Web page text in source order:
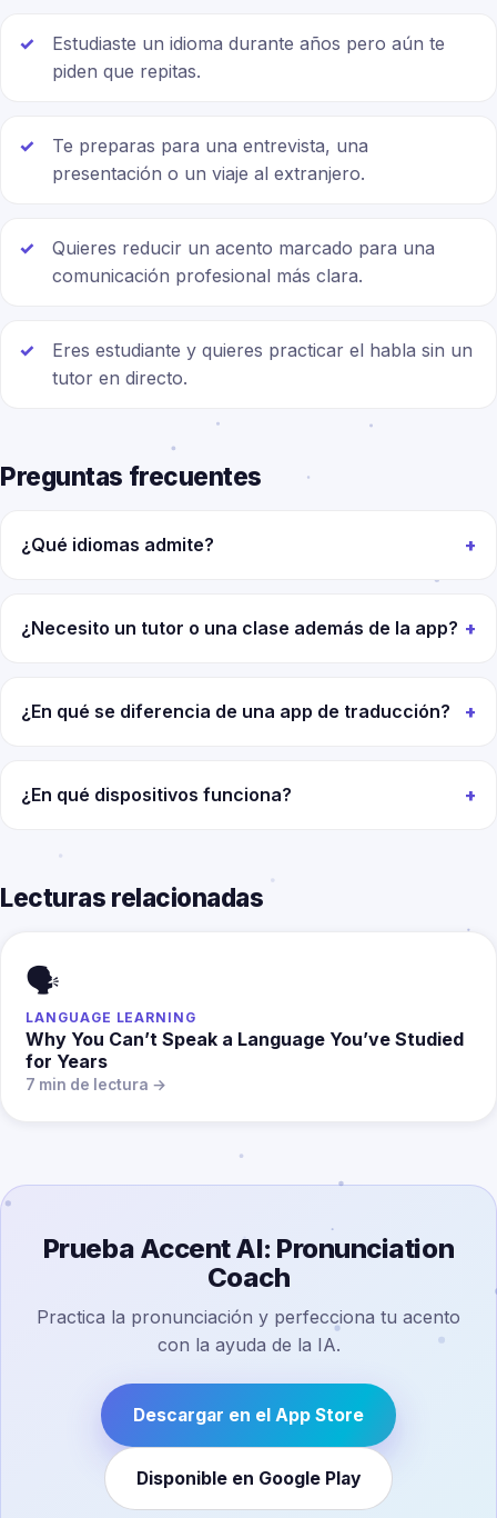
Estudiaste un idioma durante años pero aún te
piden que repitas.
Te preparas para una entrevista, una
presentación o un viaje al extranjero.
Quieres reducir un acento marcado para una
comunicación profesional más clara.
Eres estudiante y quieres practicar el habla sin un
tutor en directo.
Preguntas frecuentes
¿Qué idiomas admite?
¿Necesito un tutor o una clase además de la app?
¿En qué se diferencia de una app de traducción?
¿En qué dispositivos funciona?
Lecturas relacionadas
🗣️
LANGUAGE LEARNING
Why You Can’t Speak a Language You’ve Studied
for Years
7 min de lectura →
Prueba Accent AI: Pronunciation
Coach
Practica la pronunciación y perfecciona tu acento
con la ayuda de la IA.
Descargar en el App Store
Disponible en Google Play